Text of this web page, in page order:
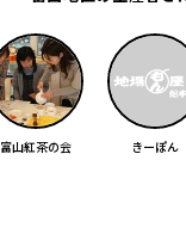
富山紅茶の会 きーぽん